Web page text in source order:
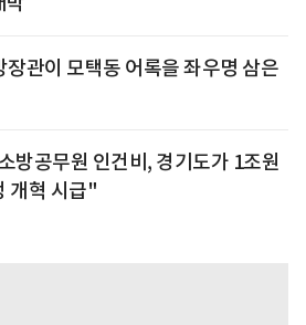
관이 모택동 어록을 좌우명 삼은
방공무원 인건비, 경기도가 1조원
개혁 시급"